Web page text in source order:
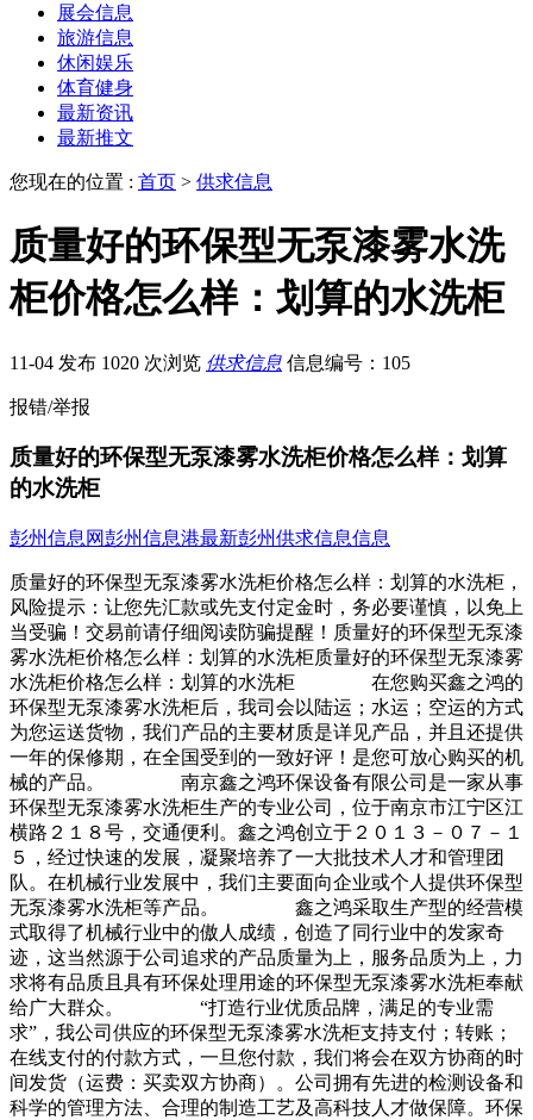
展会信息
旅游信息
休闲娱乐
体育健身
最新资讯
最新推文
您现在的位置 : 首页 > 供求信息
质量好的环保型无泵漆雾水洗
柜价格怎么样：划算的水洗柜
11-04 发布 1020 次浏览 供求信息 信息编号：105
报错/举报
质量好的环保型无泵漆雾水洗柜价格怎么样：划算
的水洗柜
彭州信息网彭州信息港最新彭州供求信息信息
质量好的环保型无泵漆雾水洗柜价格怎么样：划算的水洗柜，
风险提示：让您先汇款或先支付定金时，务必要谨慎，以免上
当受骗！交易前请仔细阅读防骗提醒！质量好的环保型无泵漆
雾水洗柜价格怎么样：划算的水洗柜质量好的环保型无泵漆雾
水洗柜价格怎么样：划算的水洗柜 在您购买鑫之鸿的
环保型无泵漆雾水洗柜后，我司会以陆运；水运；空运的方式
为您运送货物，我们产品的主要材质是详见产品，并且还提供
一年的保修期，在全国受到的一致好评！是您可放心购买的机
械的产品。 南京鑫之鸿环保设备有限公司是一家从事
环保型无泵漆雾水洗柜生产的专业公司，位于南京市江宁区江
横路２１８号，交通便利。鑫之鸿创立于２０１３－０７－１
５，经过快速的发展，凝聚培养了一大批技术人才和管理团
队。在机械行业发展中，我们主要面向企业或个人提供环保型
无泵漆雾水洗柜等产品。 鑫之鸿采取生产型的经营模
式取得了机械行业中的傲人成绩，创造了同行业中的发家奇
迹，这当然源于公司追求的产品质量为上，服务品质为上，力
求将有品质且具有环保处理用途的环保型无泵漆雾水洗柜奉献
给广大群众。 “打造行业优质品牌，满足的专业需
求”，我公司供应的环保型无泵漆雾水洗柜支持支付；转账；
在线支付的付款方式，一旦您付款，我们将会在双方协商的时
间发货（运费：买卖双方协商）。公司拥有先进的检测设备和
科学的管理方法、合理的制造工艺及高科技人才做保障。环保